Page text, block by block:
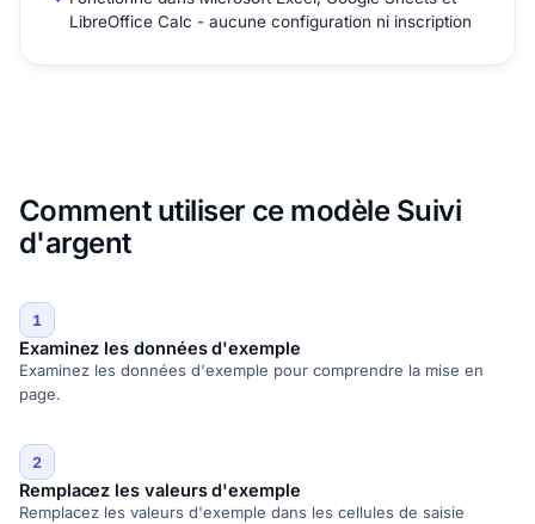
LibreOffice Calc - aucune configuration ni inscription
Comment utiliser ce modèle Suivi
d'argent
1
Examinez les données d'exemple
Examinez les données d'exemple pour comprendre la mise en
page.
2
Remplacez les valeurs d'exemple
Remplacez les valeurs d'exemple dans les cellules de saisie